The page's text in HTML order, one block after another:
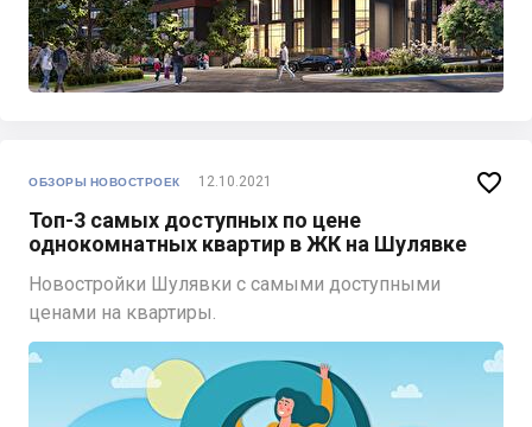
ОБЗОРЫ НОВОСТРОЕК 12.10.2021
Топ-3 самых доступных по цене
однокомнатных квартир в ЖК на Шулявке
Новостройки Шулявки с самыми доступными
ценами на квартиры.
